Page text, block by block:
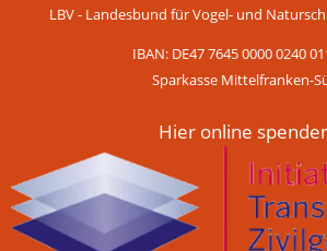
LBV - Landesbund für Vogel- und
IBAN: DE47 7645 0000 0240
Sparkasse Mittelfranken-
Hier online